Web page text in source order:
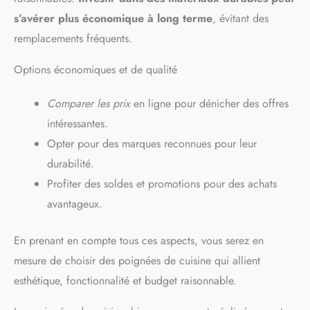
plupart des meubles. Elles
sont suffisamment grandes
pour offrir une prise
des tiroirs ou des portes, tout
en restant discrètes pour ne
globale des mobiliers. Cette
taille standardisée s’adapte à
divers types de meubles :
tiroirs de cuisine, armoires de
chambre, placards de salle de
bain, cabinets à médicaments
Polyvalence d’Usage: Ces
poignées vintage sont
extrêmement polyvalentes,
maison. Elles peuvent être
installées sur des tiroirs de
cuisine, des armoires de
rangement, des placards de
salon, des cabinets à
s’avérer plus économique à long terme, évitant des
remplacements fréquents.
Options économiques et de qualité
Comparer les prixen ligne pour dénicher des offres
intéressantes.
Opter pour des marques reconnues pour leur
durabilité.
Profiter des soldes et promotions pour des achats
avantageux.
En prenant en compte tous ces aspects, vous serez en
mesure de choisir des poignées de cuisine qui allient
esthétique, fonctionnalité et budget raisonnable.